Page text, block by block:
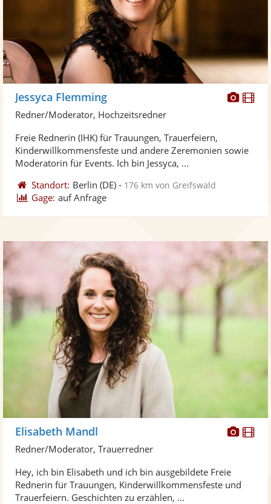
Jessyca Flemming
Redner/Moderator, Hochzeitsredner
Freie Rednerin (IHK) für Trauungen, Trauerfeiern,
Kinderwillkommensfeste und andere Zeremonien sowie
Moderatorin für Events. Ich bin Jessyca, ...
Standort: Berlin (DE) - 176 km von Greifswald
Gage: auf Anfrage
Elisabeth Mandl
Redner/Moderator, Trauerredner
Hey, ich bin Elisabeth und ich bin ausgebildete Freie
Rednerin für Trauungen, Kinderwillkommensfeste und
Trauerfeiern. Geschichten zu erzählen, ...